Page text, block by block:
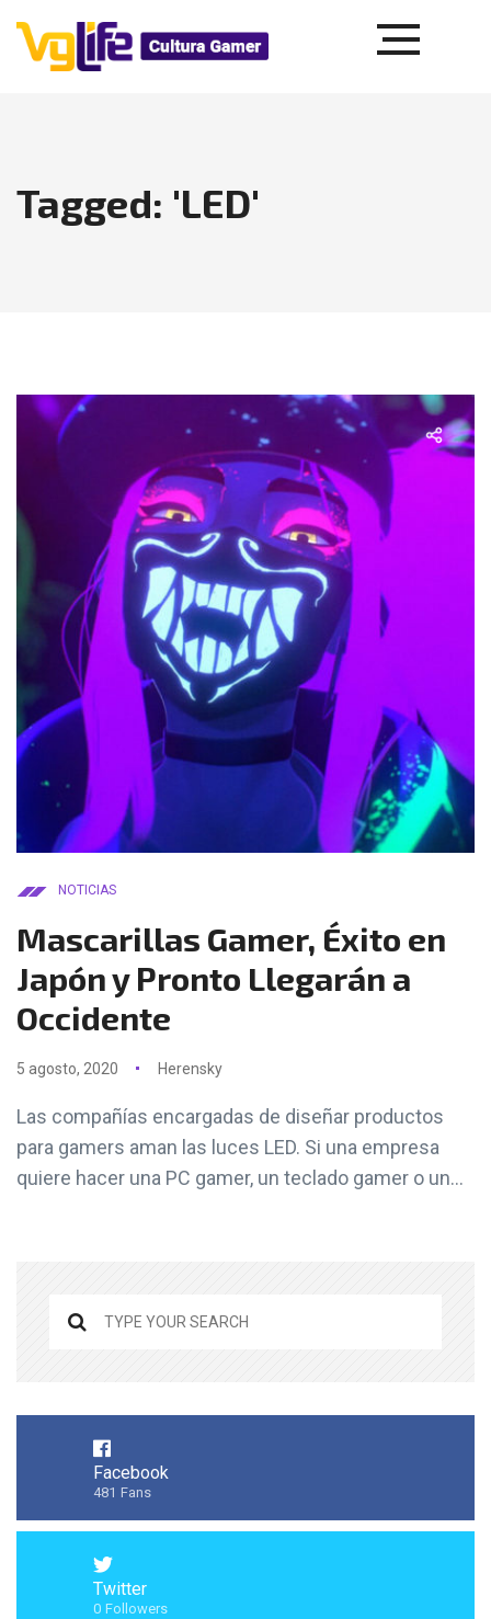
Tagged: 'LED'
NOTICIAS
Mascarillas Gamer, Éxito en
Japón y Pronto Llegarán a
Occidente
5 agosto, 2020 Herensky
Las compañías encargadas de diseñar productos
para gamers aman las luces LED. Si una empresa
quiere hacer una PC gamer, un teclado gamer o un...
Facebook
481 Fans
Twitter
0 Followers